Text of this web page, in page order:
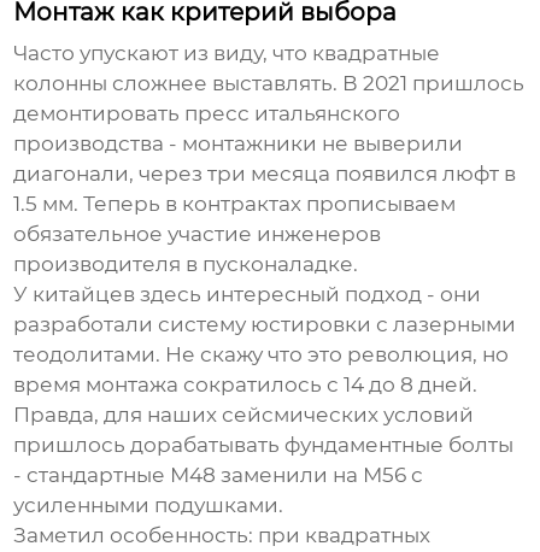
Монтаж как критерий выбора
Часто упускают из виду, что квадратные
колонны сложнее выставлять. В 2021 пришлось
демонтировать пресс итальянского
производства - монтажники не выверили
диагонали, через три месяца появился люфт в
1.5 мм. Теперь в контрактах прописываем
обязательное участие инженеров
производителя в пусконаладке.
У китайцев здесь интересный подход - они
разработали систему юстировки с лазерными
теодолитами. Не скажу что это революция, но
время монтажа сократилось с 14 до 8 дней.
Правда, для наших сейсмических условий
пришлось дорабатывать фундаментные болты
- стандартные М48 заменили на М56 с
усиленными подушками.
Заметил особенность: при квадратных